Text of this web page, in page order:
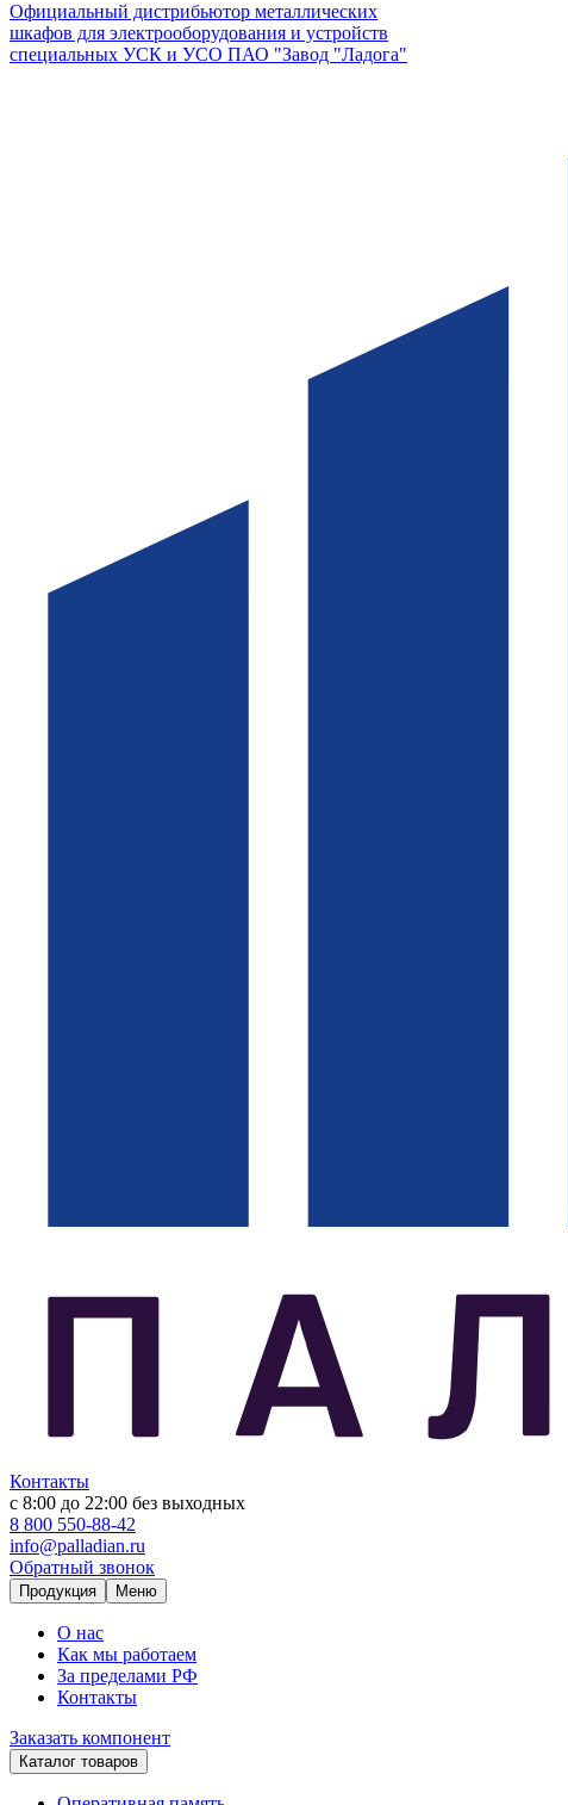
Официальный дистрибьютор металлических
шкафов для электрооборудования и устройств
специальных УСК и УСО ПАО "Завод "Ладога"
Контакты
с 8:00 до 22:00 без выходных
8 800 550-88-42
info@palladian.ru
Обратный звонок
Продукция Меню
О нас
Как мы работаем
За пределами РФ
Контакты
Заказать компонент
Каталог товаров